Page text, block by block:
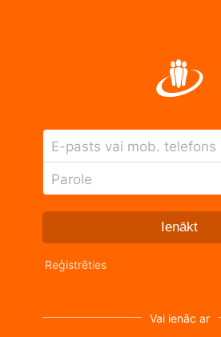
E-pasts vai mob. telefons
Parole
Ienākt
Reģistrēties
Vai ienāc ar